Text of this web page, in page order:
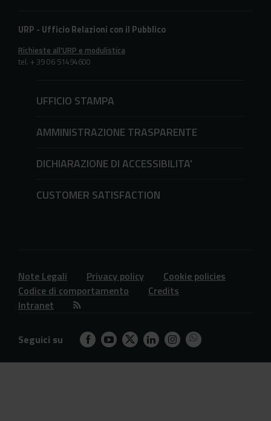
URP - Ufficio Relazioni con il Pubblico
Richieste all'URP e modulistica
tel. + 39 06 51494600
UFFICIO STAMPA
AMMINISTRAZIONE TRASPARENTE
DICHIARAZIONE DI ACCESSIBILITA'
CUSTOMER SATISFACTION
Note Legali Privacy policy
Cookie policies
Codice di comportamento
Credits
Intranet
Seguici su